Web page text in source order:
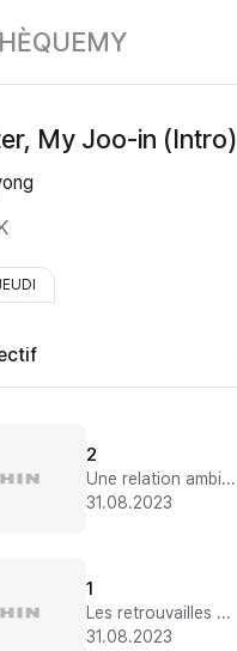
MY
My Joo-in (Intro)
2
Une relation ambiguë
31.08.2023
1
Les retrouvailles au palais
31.08.2023